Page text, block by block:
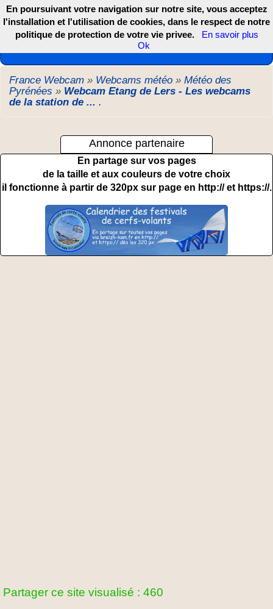
Les webcams de France, DOM TOM et COM
France Webcam » Webcams météo » Météo des
Pyrénées » Webcam Etang de Lers - Les webcams
de la station de ... .
Annonce partenaire
En partage sur vos pages
de la taille et aux couleurs de votre choix
il fonctionne à partir de 320px sur page en http:// et https://.
Partager ce site visualisé : 460
En poursuivant votre navigation sur notre site, vous acceptez
l'installation et l'utilisation de cookies, dans le respect de notre
politique de protection de votre vie privee.
En savoir plus
Ok